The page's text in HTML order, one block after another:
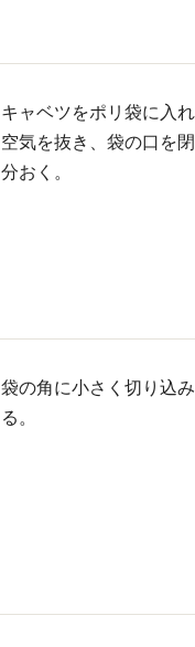
キャベツをポリ袋に入
空気を抜き、袋の口を
分おく。
袋の角に小さく切り込
る。